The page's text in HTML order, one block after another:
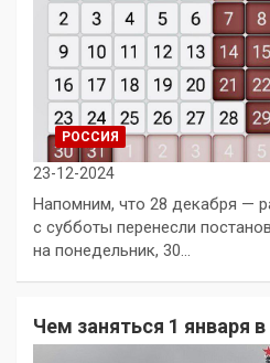
РОССИЯ
23-12-2024
Напомним, что 28 декабря —
с субботы перенесли
на понедельник, 30…
Чем заняться 1 января